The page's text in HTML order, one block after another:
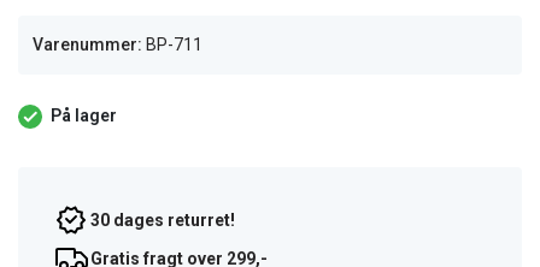
Varenummer: BP-711
På lager
30 dages returret!
Gratis fragt over 299,-